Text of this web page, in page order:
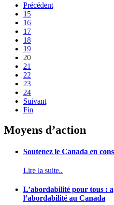
Précédent
15
16
17
18
19
20
21
22
23
24
Suivant
Fin
Moyens d’action
Soutenez le Canada en
Lire la suite..
L’abordabilité pour tous :
l’abordabilité au Canada